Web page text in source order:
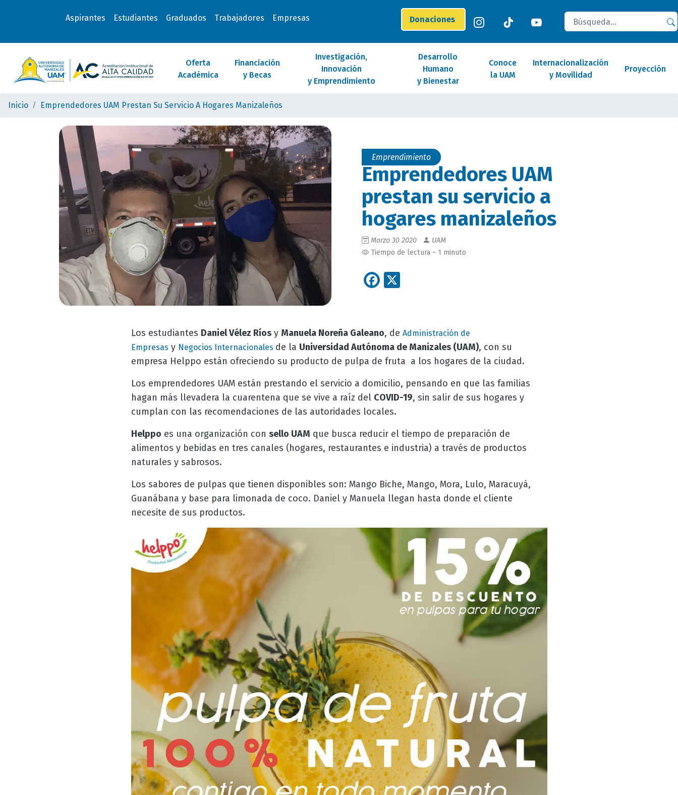
Aspirantes Estudiantes Graduados Trabajadores Empresas Donaciones
Buscar
Oferta
Académica
Financiación
y Becas
Investigación,
Innovación
y Emprendimiento
Desarrollo
Humano
y Bienestar
Conoce
la UAM
Internacionalización
y Movilidad
Proyección
Inicio Emprendedores UAM Prestan Su Servicio A Hogares Manizaleños
Emprendimiento
Emprendedores UAM
prestan su servicio a
hogares manizaleños
Marzo 30 2020
UAM
Tiempo de lectura ~ 1 minuto
Facebook
Los estudiantes Daniel Vélez Ríosy Manuela Noreña Galeano, de Administración de
Empresas y Negocios Internacionales de la Universidad Autónoma de Manizales (UAM), con su
empresa Helppo están ofreciendo su producto de pulpa de fruta a los hogares de la ciudad.
Los emprendedores UAM están prestando el servicio a domicilio, pensando en que las familias
hagan más llevadera la cuarentena que se vive a raíz del COVID-19, sin salir de sus hogares y
cumplan con las recomendaciones de las autoridades locales.
Helppo es una organización con sello UAM que busca reducir el tiempo de preparación de
alimentos y bebidas en tres canales (hogares, restaurantes e industria) a través de productos
naturales y sabrosos.
Los sabores de pulpas que tienen disponibles son: Mango Biche, Mango, Mora, Lulo, Maracuyá,
Guanábana y base para limonada de coco. Daniel y Manuela llegan hasta donde el cliente
necesite de sus productos.